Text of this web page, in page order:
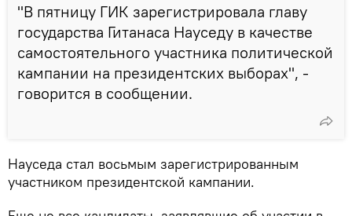
"В пятницу ГИК зарегистрировала главу
государства Гитанаса Науседу в качестве
самостоятельного участника политической
кампании на президентских выборах", -
говорится в сообщении.
Науседа стал восьмым зарегистрированным
участником президентской кампании.